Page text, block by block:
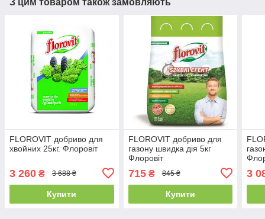
З цим товаром також замовляють
FLOROVIT добриво для
хвойних 25кг. Флоровіт
3 260 ₴ 3 688 ₴
Купити
FLOROVIT добриво для
газону швидка дія 5кг
Флоровіт
715₴ 845 ₴
Купити
3